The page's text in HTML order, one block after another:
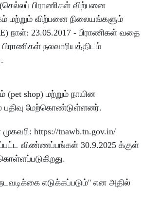
பிராணிகள் விற்பனை
மற்றும் விற்பனை நிலையங்களும்
நாள்: 23.05.2017 - பிராணிகள் வதை
பிராணிகள் நலவாரியத்திடம்
shop) மற்றும் நாயின
பதிவு மேற்கொண்டுள்ளனர்.
https://tnawb.tn.gov.in/
விண்ணப்பங்கள் 30.9.2025 க்குள்
எடுக்கப்படும்'' என அதில்